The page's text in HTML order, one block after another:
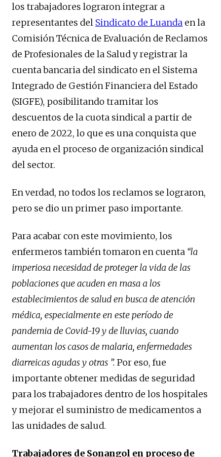
los trabajadores lograron integrar a
representantes del Sindicato de Luanda en la
Comisión Técnica de Evaluación de Reclamos
de Profesionales de la Salud y registrar la
cuenta bancaria del sindicato en el Sistema
Integrado de Gestión Financiera del Estado
(SIGFE), posibilitando tramitar los
descuentos de la cuota sindical a partir de
enero de 2022, lo que es una conquista que
ayuda en el proceso de organización sindical
del sector.
En verdad, no todos los reclamos se lograron,
pero se dio un primer paso importante.
Para acabar con este movimiento, los
enfermeros también tomaron en cuenta “la
imperiosa necesidad de proteger la vida de las
poblaciones que acuden en masa a los
establecimientos de salud en busca de atención
médica, especialmente en este período de
pandemia de Covid-19 y de lluvias, cuando
aumentan los casos de malaria, enfermedades
diarreicas agudas y otras ”. Por eso, fue
importante obtener medidas de seguridad
para los trabajadores dentro de los hospitales
y mejorar el suministro de medicamentos a
las unidades de salud.
Trabajadores de Sonangol en proceso de